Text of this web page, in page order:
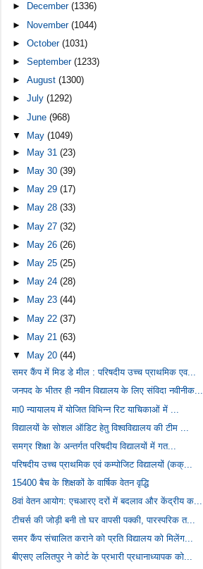
►
December(1336)
► November(1044)
►October(1031)
►September(1233)
►August(1300)
►July(1292)
►June(968)
▼ May(1049)
►
May 31(23)
►
May 30(39)
►
May 29(17)
►
May 28(33)
► May 27(32)
►
May 26(26)
►
May 25(25)
►
May 24(28)
►
May 23(44)
► May 22(37)
►
May 21(63)
▼
May 20(44)
समर कैंप में मिड डे मील : परिषदीय उच्च प्राथमिक एव...
जनपद के भीतर ही नवीन विद्यालय के लिए संविदा नवीनीक...
मा0 न्‍यायालय में योजित विभिन्‍न रिट याचिकाओं में ...
विद्यालयों के सोशल ऑडिट हेतु विश्वविद्यालय की टीम ...
समग्र शिक्षा के अन्तर्गत परिषदीय विद्यालयों में गत...
परिषदीय उच्च प्राथमिक एवं कम्पोजिट विद्यालयों (कक्...
15400 बैच के शिक्षकों के वार्षिक वेतन वृद्धि
8वां वेतन आयोग: एचआरए दरों में बदलाव और केंद्रीय क...
टीचर्स की जोड़ी बनी तो घर वापसी पक्की, पारस्परिक त...
समर कैंप संचालित कराने को प्रति विद्यालय को मिलेंग...
बीएसए ललितपुर ने कोर्ट के प्रभारी प्रधानाध्यापक को...